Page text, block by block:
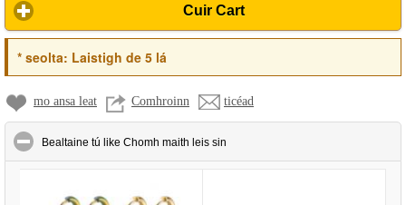
Cuir Cart
*seolta: Laistigh de 5 lá
mo ansa leat Comhroinn ticéad
Bealtaine tú like Chomh maith leis sin